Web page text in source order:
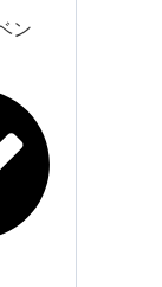
ン